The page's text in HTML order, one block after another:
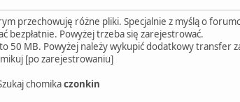
przechowuję różne pliki. Specjalnie z myślą o
bezpłatnie. Powyżej trzeba się zarejestrować.
50 MB. Powyżej należy wykupić dodatkowy transfer
[po zarejestrowaniu]
chomikaczonkin